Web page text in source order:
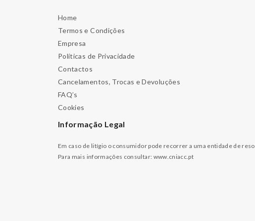
Home
Termos e Condições
Empresa
Políticas de Privacidade
Contactos
Cancelamentos, Trocas e Devoluções
FAQ’s
Cookies
Informação Legal
Em caso de litígio o consumidor pode recorrer a uma entidade de
Para mais informações consultar: www.cniacc.pt